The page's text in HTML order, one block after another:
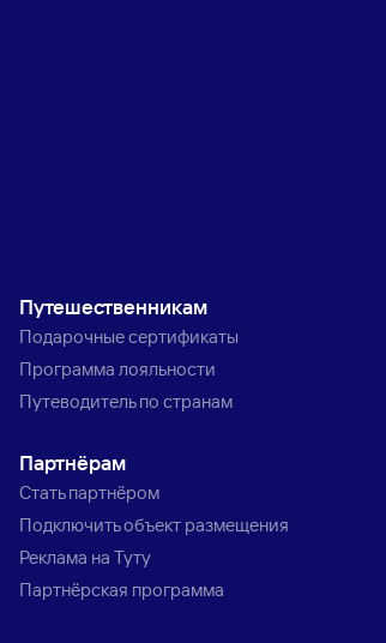
Путешественникам
Подарочные сертификаты
Программа лояльности
Путеводитель по странам
Партнёрам
Стать партнёром
Подключить объект размещения
Реклама на Туту
Партнёрская программа